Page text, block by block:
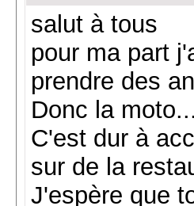
salut à tous
pour ma part
prendre des
Donc la
C'est dur à
sur de la
J'espère que